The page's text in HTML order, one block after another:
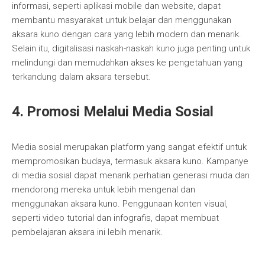
informasi, seperti aplikasi mobile dan website, dapat
membantu masyarakat untuk belajar dan menggunakan
aksara kuno dengan cara yang lebih modern dan menarik.
Selain itu, digitalisasi naskah-naskah kuno juga penting untuk
melindungi dan memudahkan akses ke pengetahuan yang
terkandung dalam aksara tersebut.
4. Promosi Melalui Media Sosial
Media sosial merupakan platform yang sangat efektif untuk
mempromosikan budaya, termasuk aksara kuno. Kampanye
di media sosial dapat menarik perhatian generasi muda dan
mendorong mereka untuk lebih mengenal dan
menggunakan aksara kuno. Penggunaan konten visual,
seperti video tutorial dan infografis, dapat membuat
pembelajaran aksara ini lebih menarik.